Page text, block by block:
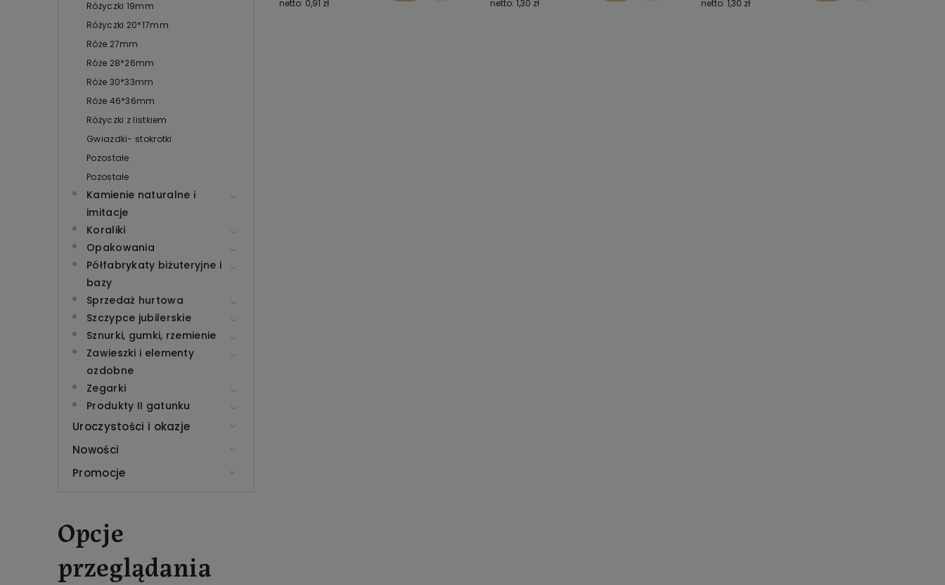
Różyczki 19mm
Różyczki 20*17mm
Róże 27mm
Róże 28*26mm
Róże 30*33mm
Róże 46*36mm
Różyczki z listkiem
Gwiazdki- stokrotki
Pozostałe
Pozostałe
Kamienie naturalne i
imitacje
Koraliki
Opakowania
Półfabrykaty biżuteryjne i
bazy
Sprzedaż hurtowa
Szczypce jubilerskie
Sznurki, gumki, rzemienie
Zawieszki i elementy
ozdobne
Zegarki
Produkty II gatunku
Uroczystości i okazje
Nowości
Promocje
Opcje
przeglądania
0,91 zł 1,30 zł 1,30 zł